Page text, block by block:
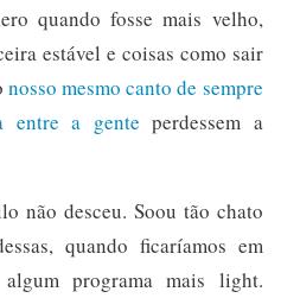
quando fosse mais velho,
estável e coisas como sair
nosso mesmo canto de sempre
entre a gente perdessem a
não desceu. Soou tão chato
quando ficaríamos em
programa mais light.